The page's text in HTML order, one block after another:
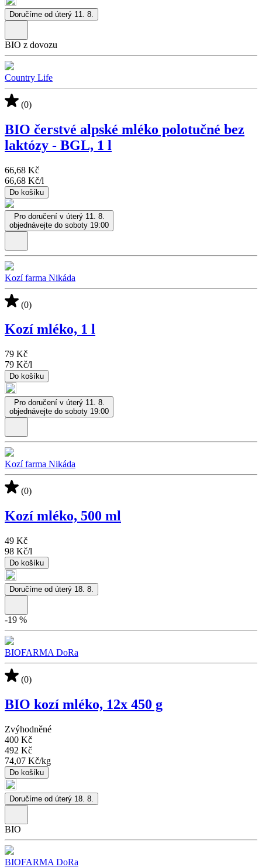
Doručíme od úterý 11. 8.
BIO z dovozu
Country Life
(0)
BIO čerstvé alpské mléko polotučné bez
laktózy - BGL, 1 l
66,68 Kč
66,68 Kč/l
Do košíku
Pro doručení v úterý 11. 8.
objednávejte do soboty 19:00
Kozí farma Nikáda
(0)
Kozí mléko, 1 l
79 Kč
79 Kč/l
Do košíku
Pro doručení v úterý 11. 8.
objednávejte do soboty 19:00
Kozí farma Nikáda
(0)
Kozí mléko, 500 ml
49 Kč
98 Kč/l
Do košíku
Doručíme od úterý 18. 8.
-19 %
BIOFARMA DoRa
(0)
BIO kozí mléko, 12x 450 g
Zvýhodněné
400 Kč
492 Kč
74,07 Kč/kg
Do košíku
Doručíme od úterý 18. 8.
BIO
BIOFARMA DoRa